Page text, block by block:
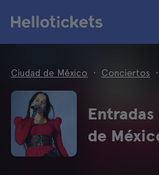
Ciudad de México Conciertos
de